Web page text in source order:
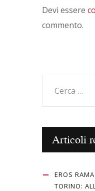
Devi essere
commento.
per:
Articoli
EROS
TORINO: